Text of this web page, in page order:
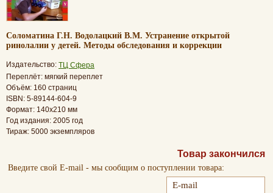
Соломатина Г.Н. Водолацкий В.М. Устранение открытой
ринолалии у детей. Методы обследования и коррекции
Издательство: ТЦ Сфера
Переплёт: мягкий переплет
Объём: 160 страниц
ISBN: 5-89144-604-9
Формат: 140х210 мм
Год издания: 2005 год
Тираж: 5000 экземпляров
Товар закончился
Введите свой E-mail - мы сообщим о поступлении товара: